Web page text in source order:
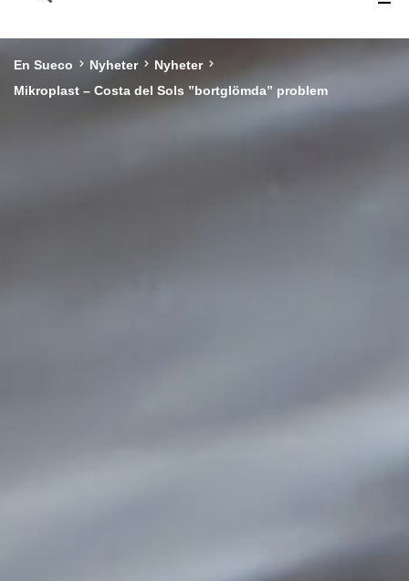
En Sueco Nyheter
Nyheter
Mikroplast – Costa del Sols ”bortglömda” problem